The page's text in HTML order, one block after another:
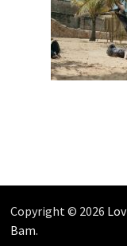
Copyright © 2026
Bam.